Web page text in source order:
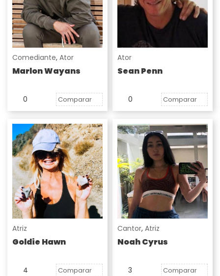
Comediante, Ator
Marlon Wayans
0 Comparar
Ator
Sean Penn
0 Comparar
Atriz
Goldie Hawn
4 Comparar
Cantor, Atriz
Noah Cyrus
3 Comparar